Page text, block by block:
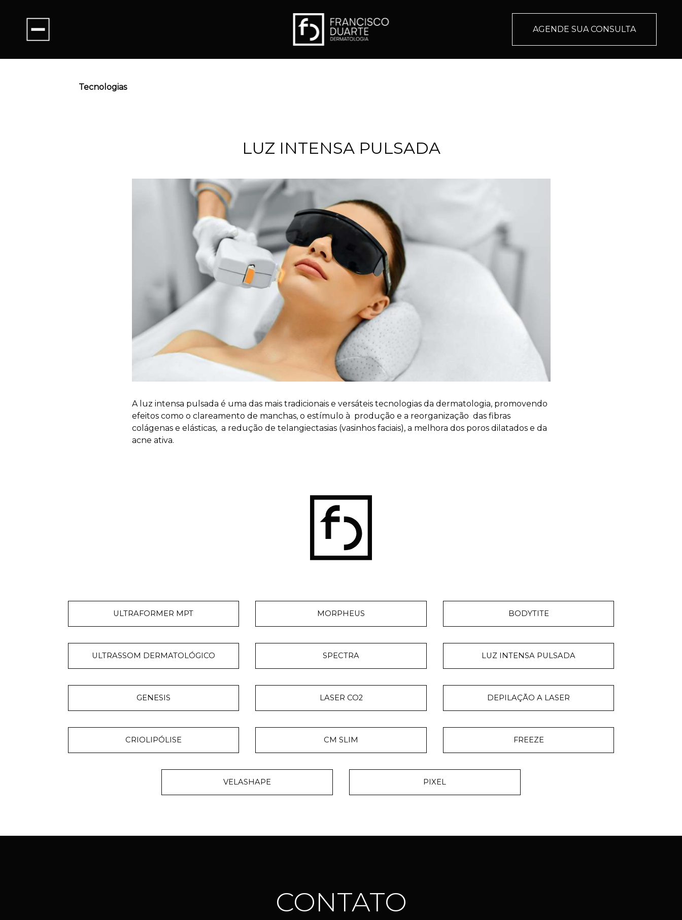
AGENDE SUA CONSULTA
Tecnologias
LUZ INTENSA PULSADA
A luz intensa pulsada é uma das mais tradicionais e versáteis tecnologias da dermatologia, promovendo
efeitos como o clareamento de manchas, o estímulo à produção e a reorganização das fibras
colágenas e elásticas, a redução de telangiectasias (vasinhos faciais), a melhora dos poros dilatados e da
acne ativa.
ULTRAFORMER MPT MORPHEUS BODYTITE
ULTRASSOM DERMATOLÓGICO SPECTRA LUZ INTENSA PULSADA
GENESIS LASER CO2 DEPILAÇÃO A LASER
CRIOLIPÓLISE CM SLIM FREEZE
VELASHAPE PIXEL
CONTATO